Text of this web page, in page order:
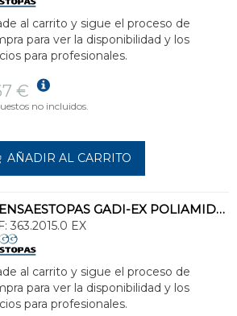
al carrito y sigue el proceso de
para ver la disponibilidad y los
para profesionales.
€
no incluidos.
AÑADIR AL CARRITO
PRENSAESTOPAS GADI-EX POLIAMIDA M20 6-12 LARGA NEGRO
363.2015.0 EX
al carrito y sigue el proceso de
para ver la disponibilidad y los
para profesionales.